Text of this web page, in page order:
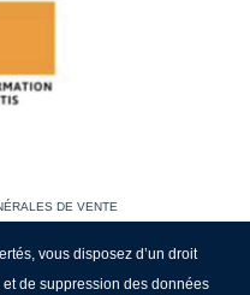
DE VENTE
vous disposez d’un droit
de suppression des données